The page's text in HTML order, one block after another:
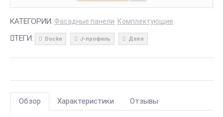
КАТЕГОРИИ: Фасадные панели Комплектующие
ТЕГИ: Docke J-профиль Деке
Обзор Характеристики Отзывы